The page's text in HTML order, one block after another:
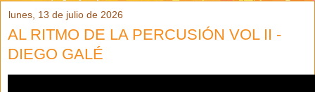
lunes, 13 de julio de 2026
AL RITMO DE LA PERCUSIÓN VOL II -
DIEGO GALÉ